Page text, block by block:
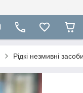
Рідкі незмивні